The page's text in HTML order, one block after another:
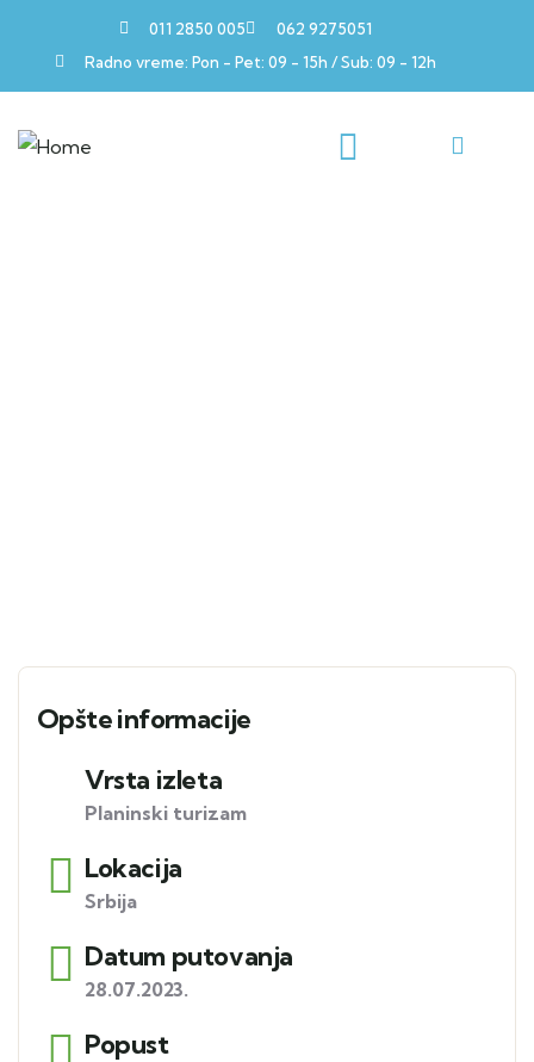
011 2850 005
062 9275051
Radno vreme: Pon - Pet: 09 - 15h / Sub: 09 - 12h
Opšte informacije
Vrsta izleta
Planinski turizam
Lokacija
Srbija
Datum putovanja
28.07.2023.
Popust